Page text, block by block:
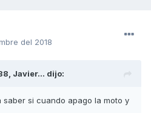
del 2018
Javier... dijo:
saber si cuando apago la moto y